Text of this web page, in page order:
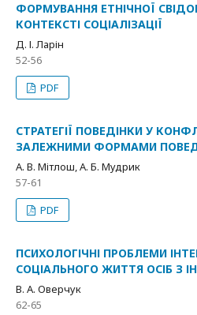
ФОРМУВАННЯ ЕТНІЧНОЇ
КОНТЕКСТІ СОЦІАЛІЗАЦІЇ
Д. І. Ларін
52-56
PDF
СТРАТЕГІЇ ПОВЕДІНКИ У
ЗАЛЕЖНИМИ ФОРМАМИ
А. В. Мітлош, А. Б. Мудрик
57-61
PDF
ПСИХОЛОГІЧНІ ПРОБЛЕМИ
СОЦІАЛЬНОГО ЖИТТЯ ОСІБ З
В. А. Оверчук
62-65